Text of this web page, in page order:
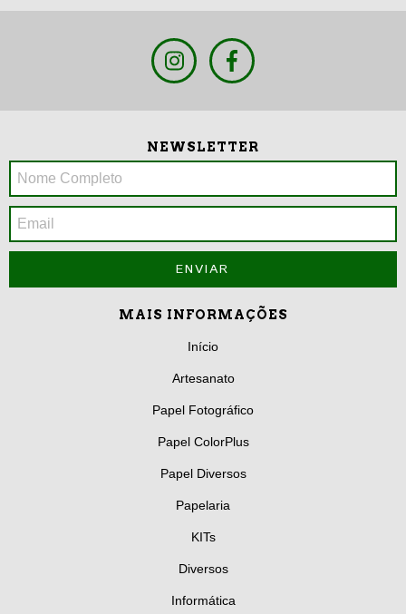
NEWSLETTER
MAIS INFORMAÇÕES
Início
Artesanato
Papel Fotográfico
Papel ColorPlus
Papel Diversos
Papelaria
KITs
Diversos
Informática